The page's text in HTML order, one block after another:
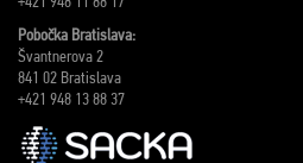
Pobočka Bratislava:
Švantnerova 2
841 02 Bratislava
+421 948 13 88 37